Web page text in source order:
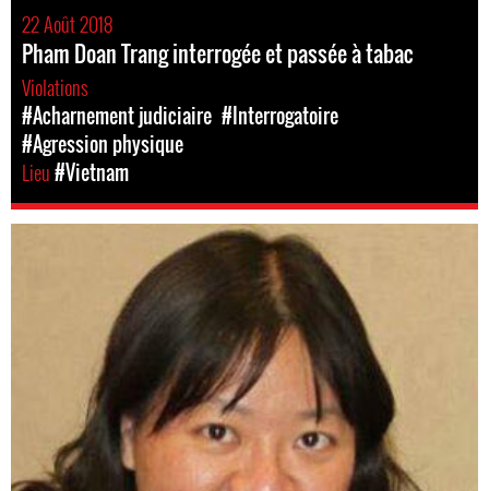
22 Août 2018
Pham Doan Trang interrogée et passée à tabac
Violations
#Acharnement judiciaire #Interrogatoire
#Agression physique
Lieu#Vietnam